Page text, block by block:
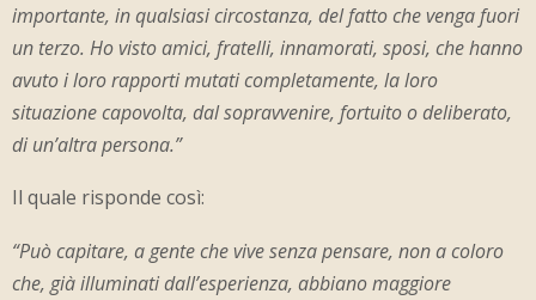
importante, in qualsiasi circostanza, del fatto che venga fuori
un terzo. Ho visto amici, fratelli, innamorati, sposi, che hanno
avuto i loro rapporti mutati completamente, la loro
situazione capovolta, dal sopravvenire, fortuito o deliberato,
di un’altra persona.”
Il quale risponde così:
“Può capitare, a gente che vive senza pensare, non a coloro
che, già illuminati dall’esperienza, abbiano maggiore